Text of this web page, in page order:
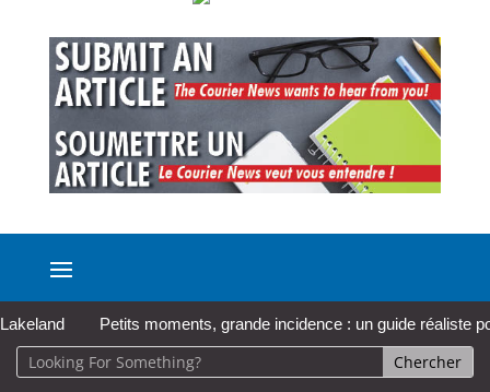
Petits moments, grande incidence : un guide réaliste pour